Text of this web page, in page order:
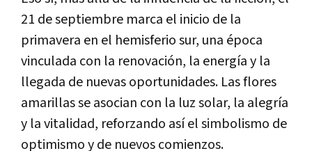
21 de septiembre marca el inicio de la
primavera en el hemisferio sur, una época
vinculada con la renovación, la energía y la
llegada de nuevas oportunidades. Las flores
amarillas se asocian con la luz solar, la alegría
y la vitalidad, reforzando así el simbolismo de
optimismo y de nuevos comienzos.